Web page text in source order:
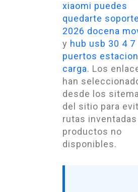
xiaomi puedes
quedarte soporte
2026 docena
y hub usb 30 4 7
puertos estacion
carga. Los
han
desde los
del sitio para
rutas
productos no
disponibles.